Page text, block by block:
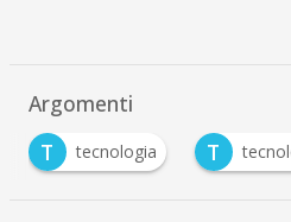
Argomenti
T
tecnologia T